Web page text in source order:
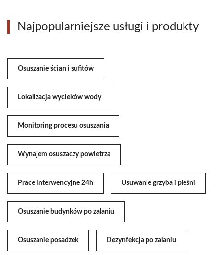
Najpopularniejsze usługi i produkty
Osuszanie ścian i sufitów
Lokalizacja wycieków wody
Monitoring procesu osuszania
Wynajem osuszaczy powietrza
Prace interwencyjne 24h Usuwanie grzyba i pleśni
Osuszanie budynków po zalaniu
Osuszanie posadzek Dezynfekcja po zalaniu